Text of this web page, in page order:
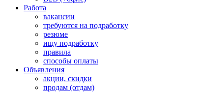
Работа
вакансии
требуются на подработку
резюме
ищу подработку
правила
способы оплаты
Объявления
акции, скидки
продам (отдам)